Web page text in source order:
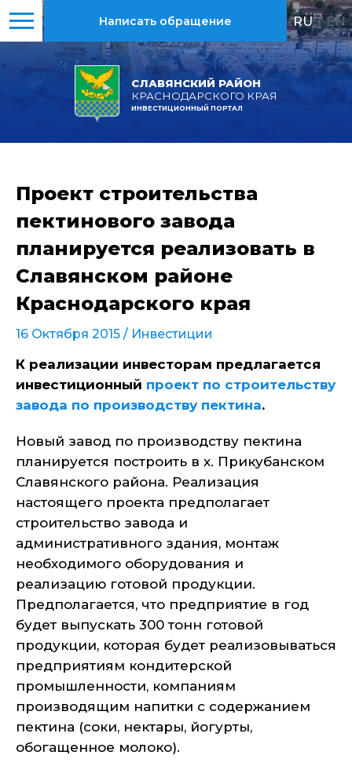
СЛАВЯНСКИЙ РАЙОН
КРАСНОДАРСКОГО КРАЯ
ИНВЕСТИЦИОННЫЙ ПОРТАЛ
Написать обращение RU | EN
Проект строительства
пектинового завода
планируется реализовать в
Славянском районе
Краснодарского края
16 Октября 2015 / Инвестиции
К реализации инвесторам предлагается
инвестиционный проект по строительству
завода по производству пектина.
Новый завод по производству пектина
планируется построить в х. Прикубанском
Славянского района. Реализация
настоящего проекта предполагает
строительство завода и
административного здания, монтаж
необходимого оборудования и
реализацию готовой продукции.
Предполагается, что предприятие в год
будет выпускать 300 тонн готовой
продукции, которая будет реализовываться
предприятиям кондитерской
промышленности, компаниям
производящим напитки с содержанием
пектина (соки, нектары, йогурты,
обогащенное молоко).